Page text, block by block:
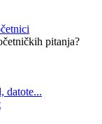
pitanja?
datote...